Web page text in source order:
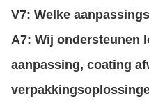
V7: Welke
A7: Wij ondersteunen
aanpassing, coating